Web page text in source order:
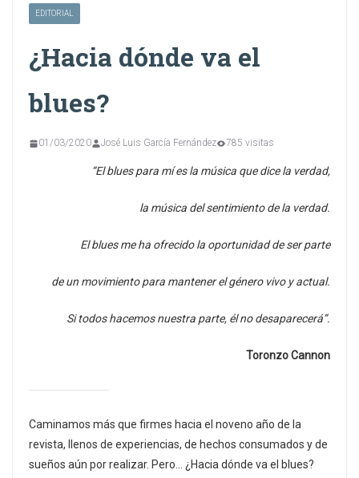
EDITORIAL
¿Hacia dónde va el
blues?
01/03/2020 José Luis García Fernández 785 visitas
“El blues para mí es la música que dice la verdad,
la música del sentimiento de la verdad.
El blues me ha ofrecido la oportunidad de ser parte
de un movimiento para mantener el género vivo y actual.
Si todos hacemos nuestra parte, él no desaparecerá”.
Toronzo Cannon
Caminamos más que firmes hacia el noveno año de la
revista, llenos de experiencias, de hechos consumados y de
sueños aún por realizar. Pero… ¿Hacia dónde va el blues?